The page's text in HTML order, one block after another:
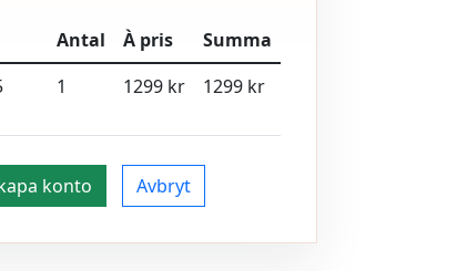
Antal À pris
Summa
1 1299 kr 1299 kr
konto Avbryt